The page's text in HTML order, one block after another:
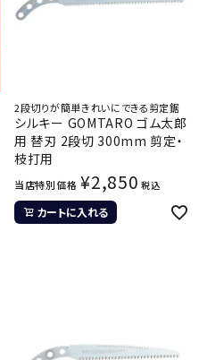
2段切りが簡単きれいにできる剪定鋸
シルキー GOMTARO ゴム太郎
用 替刃 2段切 300mm 剪定・
枝打用
当店特別価格 ¥2,850 税込
カートに入れる